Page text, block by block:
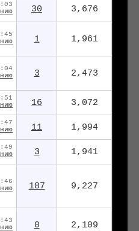
30 3,676
1 1,961
3 2,473
16 3,072
11 1,994
3 1,941
187 9,227
0 2,109